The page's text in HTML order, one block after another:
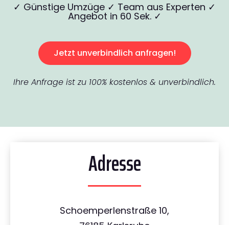
✓ Günstige Umzüge ✓ Team aus Experten ✓
Angebot in 60 Sek. ✓
Jetzt unverbindlich anfragen!
Ihre Anfrage ist zu 100% kostenlos & unverbindlich.
Adresse
Schoemperlenstraße 10,